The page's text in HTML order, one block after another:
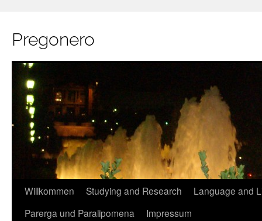
Pregonero
Skip
Willkommen Studying and Research
Language and
Parerga und Paralipomena
Impressum